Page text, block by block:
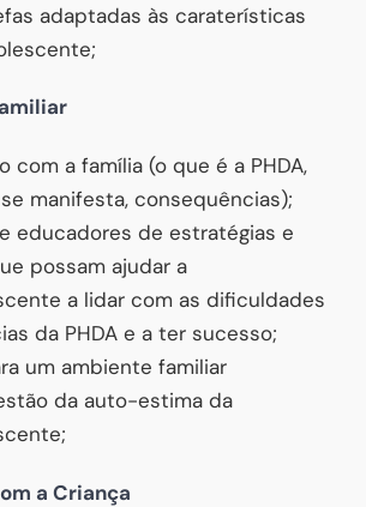
adaptadas às caraterísticas
com a família (o que é a PHDA,
manifesta, consequências);
educadores de estratégias e
possam ajudar a
a lidar com as dificuldades
da PHDA e a ter sucesso;
um ambiente familiar
da auto-estima da
a Criança